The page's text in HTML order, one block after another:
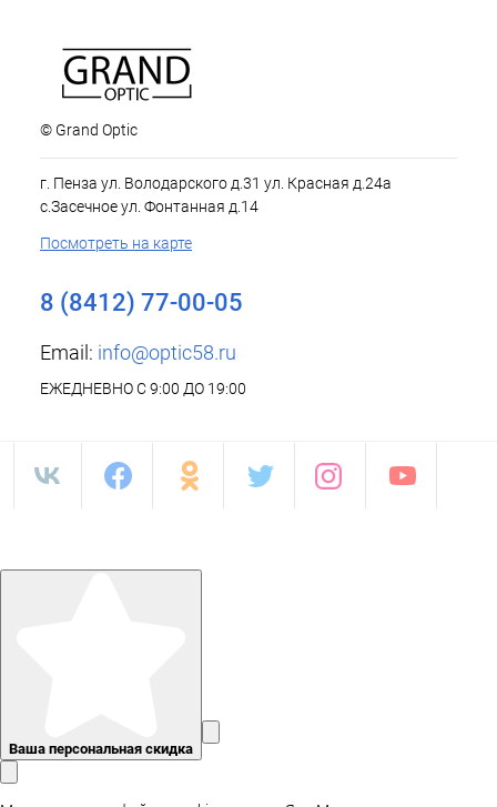
© Grand Optic
г. Пенза ул. Володарского д.31 ул. Красная д.24а
с.Засечное ул. Фонтанная д.14
Посмотреть на карте
8 (8412) 77-00-05
Email: info@optic58.ru
ЕЖЕДНЕВНО С 9:00 ДО 19:00
Ваша персональная скидка